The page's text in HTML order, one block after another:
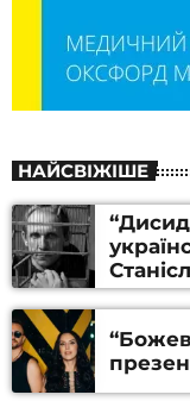
НАЙСВІЖІШЕ